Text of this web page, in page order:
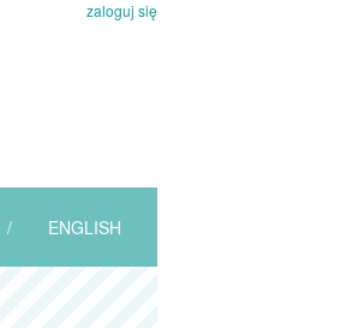
zaloguj się
/ ENGLISH